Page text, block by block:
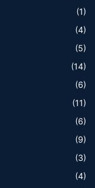
(1)
(4)
(5)
(14)
(6)
(11)
(6)
(9)
(3)
(4)